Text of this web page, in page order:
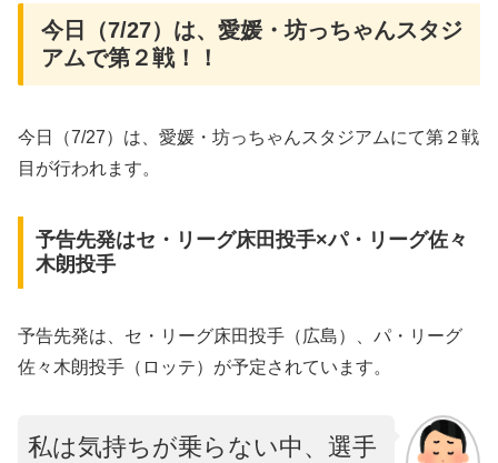
今日（7/27）は、愛媛・坊っちゃんスタジ
アムで第２戦！！
今日（7/27）は、愛媛・坊っちゃんスタジアムにて第２戦
目が行われます。
予告先発はセ・リーグ床田投手×パ・リーグ佐々
木朗投手
予告先発は、セ・リーグ床田投手（広島）、パ・リーグ
佐々木朗投手（ロッテ）が予定されています。
私は気持ちが乗らない中、選手